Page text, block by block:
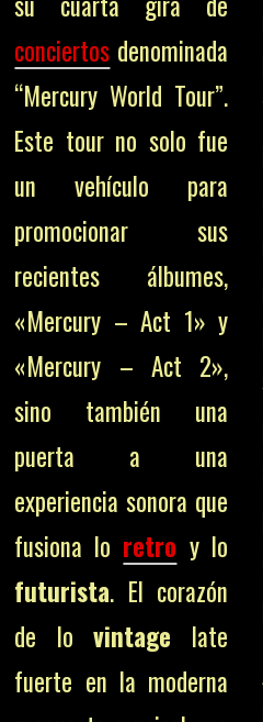
conciertos denominada
“Mercury World Tour”.
Este tour no solo fue
un vehículo para
promocionar sus
recientes álbumes,
«Mercury – Act 1» y
«Mercury – Act 2»,
sino también una
puerta a una
experiencia sonora que
fusiona lo retro y lo
futurista. El corazón
de lovintage late
fuerte en la moderna